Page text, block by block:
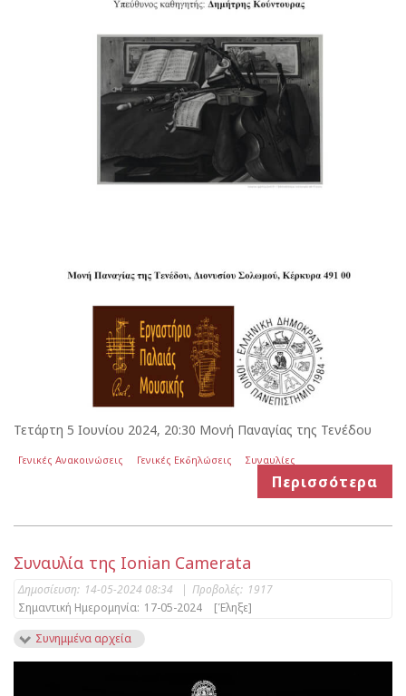
Τετάρτη 5 Ιουνίου 2024, 20:30 Μονή Παναγίας της Τενέδου
Γενικές Ανακοινώσεις Γενικές Εκδηλώσεις Συναυλίες
Περισσότερα
Συναυλία της Ionian Camerata
Δημοσίευση: 14-05-2024 08:34 | Προβολές: 1917
Σημαντική Ημερομηνία: 17-05-2024
[Έληξε]
Συνημμένα αρχεία